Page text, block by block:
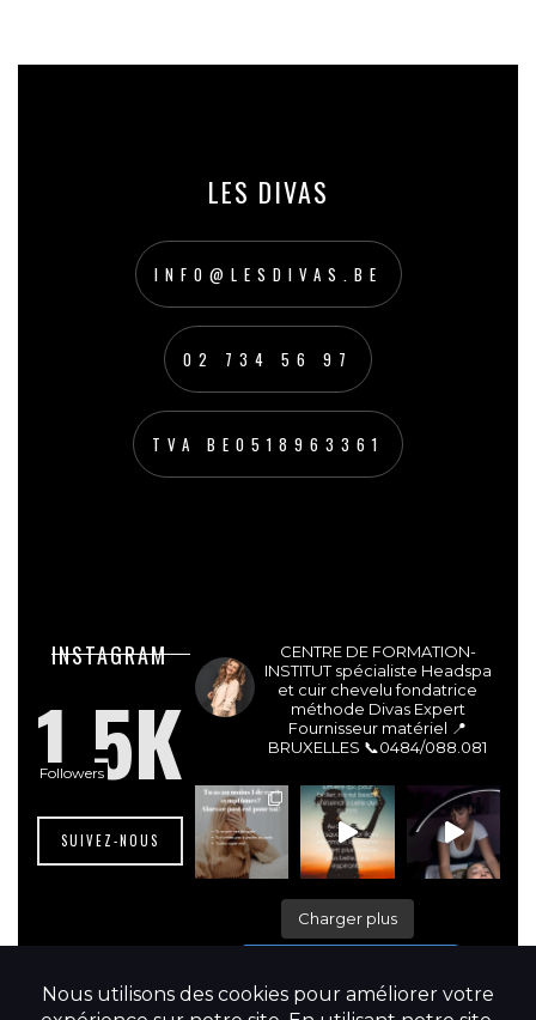
LES DIVAS
INFO@LESDIVAS.BE
02 734 56 97
TVA BE0518963361
INSTAGRAM
1.5K
Followers
SUIVEZ-NOUS
CENTRE DE FORMATION-
INSTITUT spécialiste Headspa
et cuir chevelu fondatrice
méthode Divas Expert
Fournisseur matériel 📍
BRUXELLES 📞0484/088.081
Charger plus